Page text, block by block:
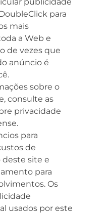
publicidade
para
mais
a Web e
de vezes que
anúncio é
sobre o
consulte as
privacidade
para
de
site e
para
Os
usados por este